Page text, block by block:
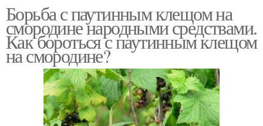
Борьба с паутинным клещом на
смородине народными средствами.
Как бороться с паутинным клещом
на смородине?